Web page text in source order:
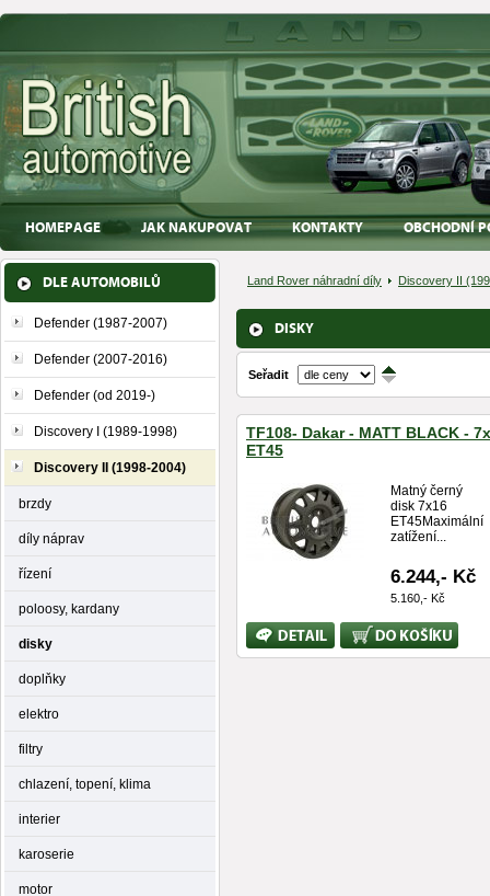
HOMEPAGE JAK NAKUPOVAT KONTAKTY OBCHODNÍ
DLE AUTOMOBILŮ
Defender (1987-2007)
Defender (2007-2016)
Defender (od 2019-)
Discovery I (1989-1998)
Discovery II (1998-2004)
brzdy
díly náprav
řízení
poloosy, kardany
disky
doplňky
elektro
filtry
chlazení, topení, klima
interier
karoserie
motor
Land Rover náhradní díly Discovery II
DISKY
Seřadit ↑
↓
TF108- Dakar - MATT BLACK -
ET45
Matný černý
disk 7x16
ET45Maximální
zatížení...
6.244,- Kč
5.160,- Kč
Bližší
informace
Koupit